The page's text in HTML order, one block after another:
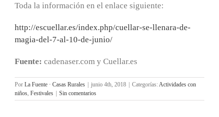
Toda la información en el enlace siguiente:
http://escuellar.es/index.php/cuellar-se-llenara-de-
magia-del-7-al-10-de-junio/
Fuente: cadenaser.com y Cuellar.es
Por La Fuente · Casas Rurales | junio 4th, 2018 | Categorías: Actividades con
niños Festivales | Sin comentarios